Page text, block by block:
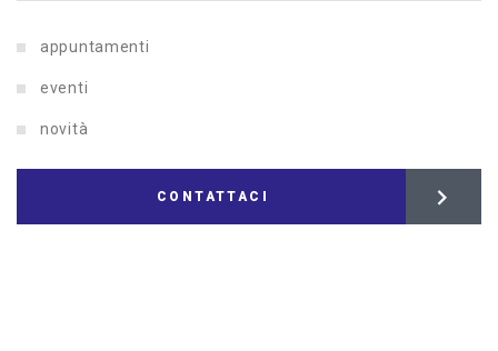
appuntamenti
eventi
novità
CONTATTACI